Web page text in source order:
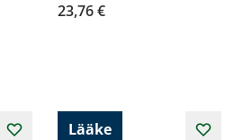
23,76 €
Lääke